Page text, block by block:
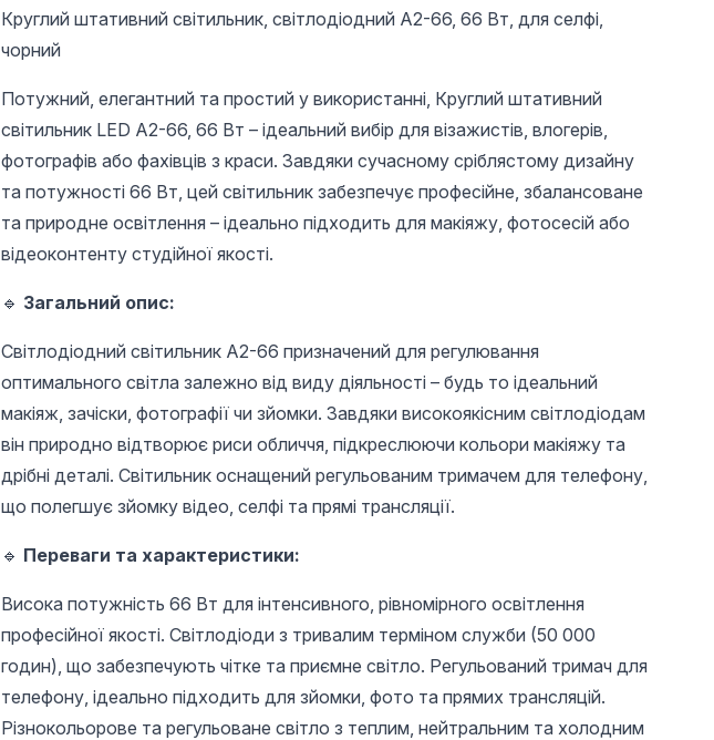
Круглий штативний світильник, світлодіодний A2-66, 66 Вт, для селфі,
чорний
Потужний, елегантний та простий у використанні, Круглий штативний
світильник LED A2-66, 66 Вт – ідеальний вибір для візажистів, влогерів,
фотографів або фахівців з краси. Завдяки сучасному сріблястому дизайну
та потужності 66 Вт, цей світильник забезпечує професійне, збалансоване
та природне освітлення – ідеально підходить для макіяжу, фотосесій або
відеоконтенту студійної якості.
🔹 Загальний опис:
Світлодіодний світильник A2-66 призначений для регулювання
оптимального світла залежно від виду діяльності – будь то ідеальний
макіяж, зачіски, фотографії чи зйомки. Завдяки високоякісним світлодіодам
він природно відтворює риси обличчя, підкреслюючи кольори макіяжу та
дрібні деталі. Світильник оснащений регульованим тримачем для телефону,
що полегшує зйомку відео, селфі та прямі трансляції.
🔹 Переваги та характеристики:
Висока потужність 66 Вт для інтенсивного, рівномірного освітлення
професійної якості. Світлодіоди з тривалим терміном служби (50 000
годин), що забезпечують чітке та приємне світло. Регульований тримач для
телефону, ідеально підходить для зйомки, фото та прямих трансляцій.
Різнокольорове та регульоване світло з теплим, нейтральним та холодним